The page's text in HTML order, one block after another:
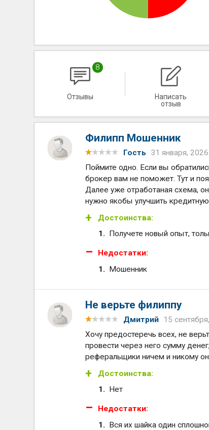
8
Отзывы
Написать
отзыв
Филипп Мошенник
Гость 31 января,
Поймите одно. Если вы
брокер вам не поможет. Тут и
Далее уже отработаная схема,
нужно якобы улучшить
Достоинства:
Получете новый опыт,
Недостатки:
Мошенник
Не верьте филиппу
Дмитрий
15
Хочу предостеречь всех, не
провести через него сумму
реферальщики ничем и никому
Достоинства:
Нет
Недостатки:
Вся их шайка один